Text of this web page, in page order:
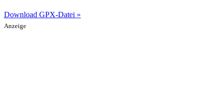
Download GPX-Datei »
Anzeige